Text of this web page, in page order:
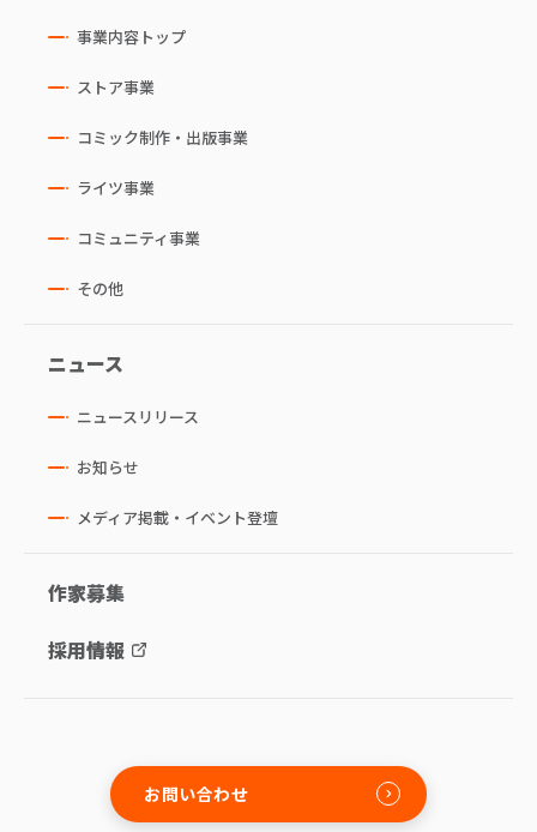
事業内容トップ
ストア事業
コミック制作・出版事業
ライツ事業
コミュニティ事業
その他
ニュース
ニュースリリース
お知らせ
メディア掲載・イベント登壇
作家募集
採用情報
お問い合わせ